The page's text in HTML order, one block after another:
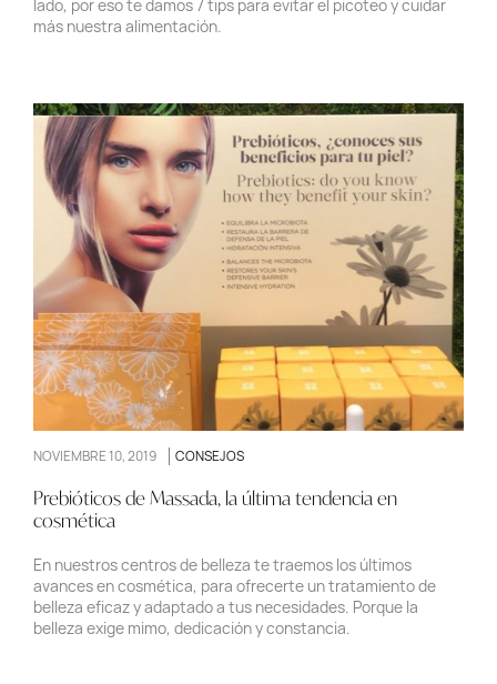
lado, por eso te damos 7 tips para evitar el picoteo y cuidar
más nuestra alimentación.
NOVIEMBRE 10, 2019 CONSEJOS
Prebióticos de Massada, la última tendencia en
cosmética
En nuestros centros de belleza te traemos los últimos
avances en cosmética, para ofrecerte un tratamiento de
belleza eficaz y adaptado a tus necesidades. Porque la
belleza exige mimo, dedicación y constancia.